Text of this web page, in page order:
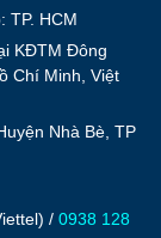
TP. HCM
KĐTM Đông
Chí Minh, Việt
Nhà Bè, TP
/ 0938 128